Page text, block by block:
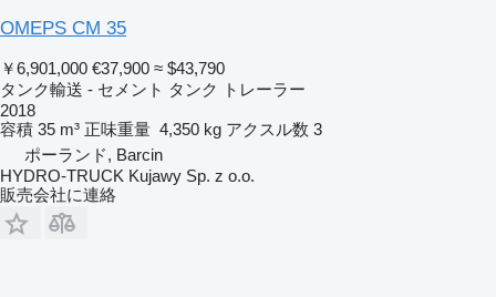
OMEPS CM 35
￥6,901,000 €37,900 ≈ $43,790
タンク輸送 - セメント タンク トレーラー
2018
容積 35 m³ 正味重量 4,350 kg アクスル数 3
ポーランド, Barcin
HYDRO-TRUCK Kujawy Sp. z o.o.
販売会社に連絡